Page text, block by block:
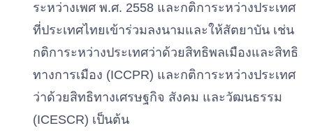
ระหว่างเพศ พ.ศ. 2558 และกติการะหว่างประเทศ
ที่ประเทศไทยเข้าร่วมลงนามและให้สัตยาบัน เช่น
กติการะหว่างประเทศว่าด้วยสิทธิพลเมืองและสิทธิ
ทางการเมือง (ICCPR) และกติการะหว่างประเทศ
ว่าด้วยสิทธิทางเศรษฐกิจ สังคม และวัฒนธรรม
(ICESCR) เป็นต้น